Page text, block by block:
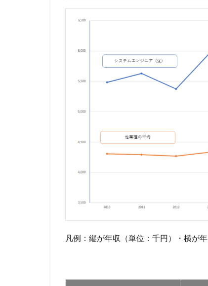
凡例：縦が年収（単位：千円）・横が年